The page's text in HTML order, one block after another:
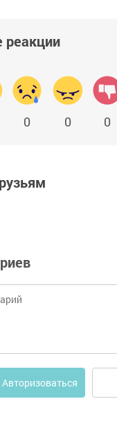
реакции
0 0 0
Авторизоваться